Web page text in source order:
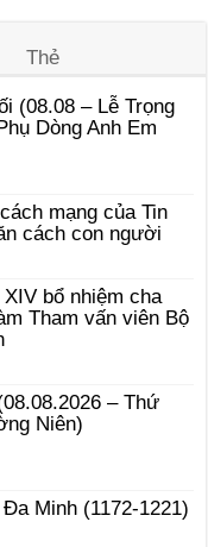
Thẻ
(08.08 – Lễ Trọng
Dòng Anh Em
mạng của Tin
cách con người
bổ nhiệm cha
Tham vấn viên Bộ
– Thứ
Niên)
Minh (1172-1221)